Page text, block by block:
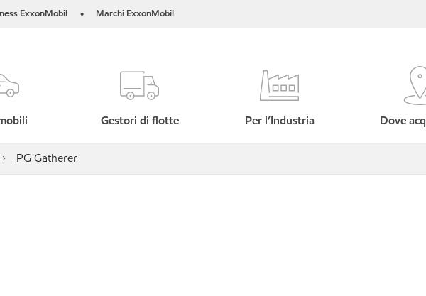
ExxonMobil • Marchi ExxonMobil
Gestori di flotte Per l’Industria Dove
PG Gatherer